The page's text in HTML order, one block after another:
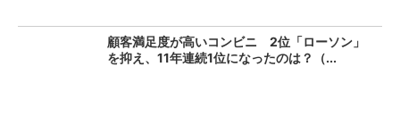
顧客満足度が高いコンビニ 2位「ローソン」
を抑え、11年連続1位になったのは？（...